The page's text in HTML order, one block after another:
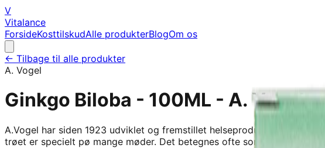
V
Vitalance
ForsideKosttilskudAlle produkterBlogOm os
← Tilbage til alle produkter
A. Vogel
Ginkgo Biloba - 100ML - A. Vogel
A.Vogel har siden 1923 udviklet og fremstillet helseprodukter,
trøet er specielt pø mange møder. Det betegnes ofte som et